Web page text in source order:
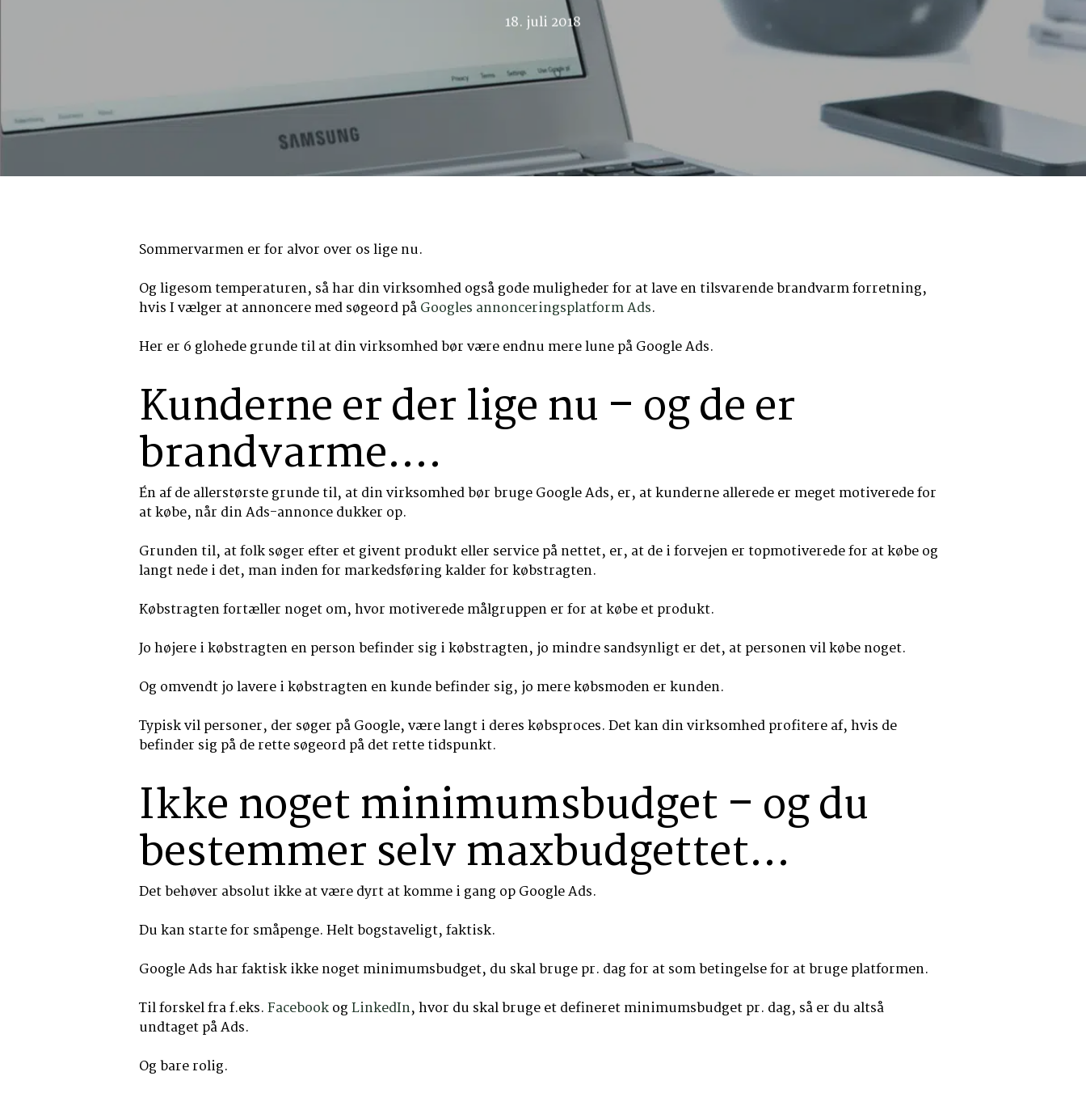
18. juli 2018
Sommervarmen er for alvor over os lige nu.
Og ligesom temperaturen, så har din virksomhed også gode muligheder for at lave en tilsvarende brandvarm forretning,
hvis I vælger at annoncere med søgeord påGoogles annonceringsplatform Ads.
Her er 6 glohede grunde til at din virksomhed bør være endnu mere lune på Google Ads.
Kunderne er der lige nu – og de er
brandvarme….
Én af de allerstørste grunde til, at din virksomhed bør bruge Google Ads, er, at kunderne allerede er meget motiverede for
at købe, når din Ads-annonce dukker op.
Grunden til, at folk søger efter et givent produkt eller service på nettet, er, at de i forvejen er topmotiverede for at købe og
langt nede i det, man inden for markedsføring kalder for købstragten.
Købstragten fortæller noget om, hvor motiverede målgruppen er for at købe et produkt.
Jo højere i købstragten en person befinder sig i købstragten, jo mindre sandsynligt er det, at personen vil købe noget.
Og omvendt jo lavere i købstragten en kunde befinder sig, jo mere købsmoden er kunden.
Typisk vil personer, der søger på Google, være langt i deres købsproces. Det kan din virksomhed profitere af, hvis de
befinder sig på de rette søgeord på det rette tidspunkt.
Ikke noget minimumsbudget – og du
bestemmer selv maxbudgettet…
Det behøver absolut ikke at være dyrt at komme i gang op Google Ads.
Du kan starte for småpenge. Helt bogstaveligt, faktisk.
Google Ads har faktisk ikke noget minimumsbudget, du skal bruge pr. dag for at som betingelse for at bruge platformen.
Til forskel fra f.eks.FacebookogLinkedIn, hvor du skal bruge et defineret minimumsbudget pr. dag, så er du altså
undtaget på Ads.
Og bare rolig.